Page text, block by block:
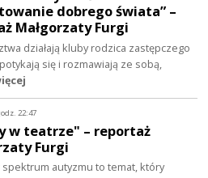
dobrego świata” –
Małgorzaty Furgi
działają kluby rodzica zastępczego
się i rozmawiają ze sobą,
22:47
w teatrze" – reportaż
Furgi
spektrum autyzmu to temat, który